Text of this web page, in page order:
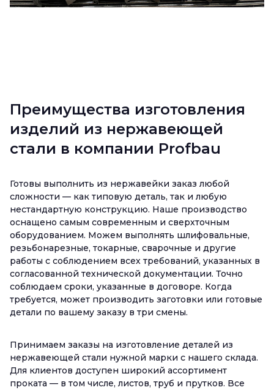
Преимущества изготовления
изделий из нержавеющей
стали в компании Profbau
Готовы выполнить из нержавейки заказ любой
сложности — как типовую деталь, так и любую
нестандартную конструкцию. Наше производство
оснащено самым современным и сверхточным
оборудованием. Можем выполнять шлифовальные,
резьбонарезные, токарные, сварочные и другие
работы с соблюдением всех требований, указанных в
согласованной технической документации. Точно
соблюдаем сроки, указанные в договоре. Когда
требуется, может производить заготовки или готовые
детали по вашему заказу в три смены.
Принимаем заказы на изготовление деталей из
нержавеющей стали нужной марки с нашего склада.
Для клиентов доступен широкий ассортимент
проката — в том числе, листов, труб и прутков. Все